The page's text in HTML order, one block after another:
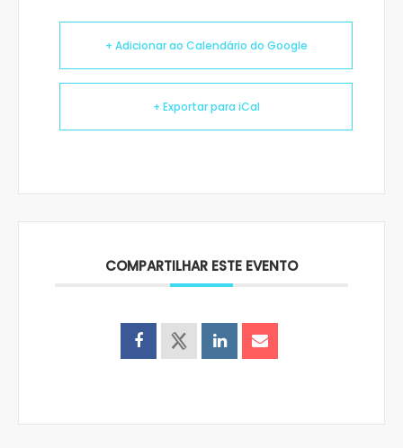
+ Adicionar ao Calendário do Google
+ Exportar para iCal
COMPARTILHAR ESTE EVENTO